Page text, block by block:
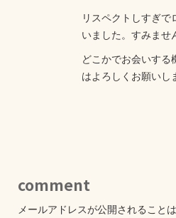
リスペクトしすぎで
いました。すみませ
どこかでお会いする
はよろしくお願いし
comment
メールアドレスが公開されること